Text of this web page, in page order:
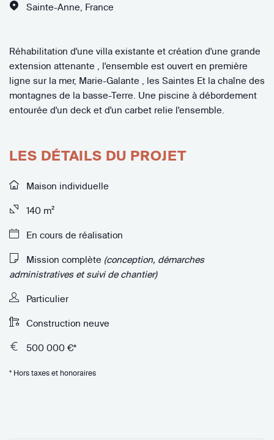
Sainte-Anne France
Réhabilitation d'une villa existante et création d'une grande
extension attenante , l'ensemble est ouvert en première
ligne sur la mer, Marie-Galante , les Saintes Et la chaîne des
montagnes de la basse-Terre. Une piscine à débordement
entourée d'un deck et d'un carbet relie l'ensemble.
LES DÉTAILS DU PROJET
Maison individuelle
140 m²
En cours de réalisation
Mission complète (conception, démarches
administratives et suivi de chantier)
Particulier
Construction neuve
500 000 €*
* Hors taxes et honoraires